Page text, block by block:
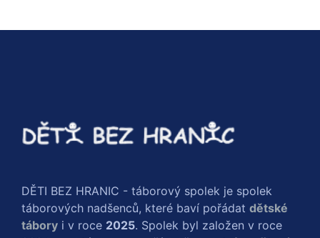
DĚTI BEZ HRANIC - táborový spolek je spolek
táborových nadšenců, které baví pořádat dětské
tábory i v roce 2025. Spolek byl založen v roce